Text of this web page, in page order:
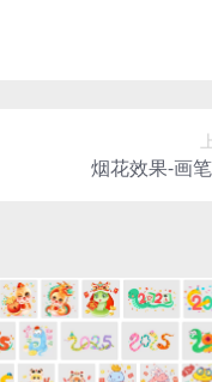
烟花效果-画